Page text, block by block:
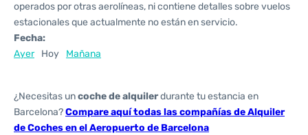
operados por otras aerolíneas, ni contiene detalles sobre vuelos
estacionales que actualmente no están en servicio.
Fecha:
Ayer
Hoy Mañana
¿Necesitas uncoche de alquilerdurante tu estancia en
Barcelona?Compare aquí todas las compañías de Alquiler
de Coches en el Aeropuerto de Barcelona